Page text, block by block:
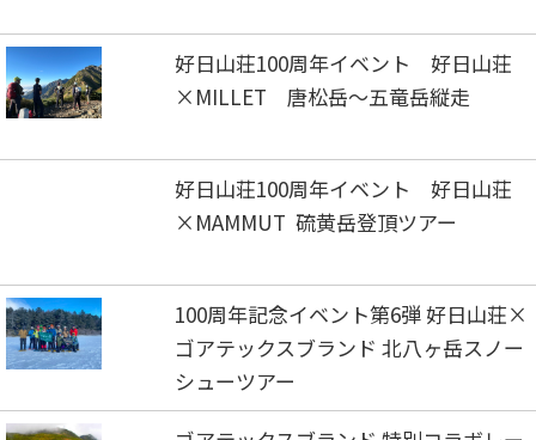
好日山荘100周年イベント 好日山荘
×MILLET 唐松岳～五竜岳縦走
好日山荘100周年イベント 好日山荘
×MAMMUT 硫黄岳登頂ツアー
100周年記念イベント第6弾 好日山荘×
ゴアテックスブランド 北八ヶ岳スノー
シューツアー